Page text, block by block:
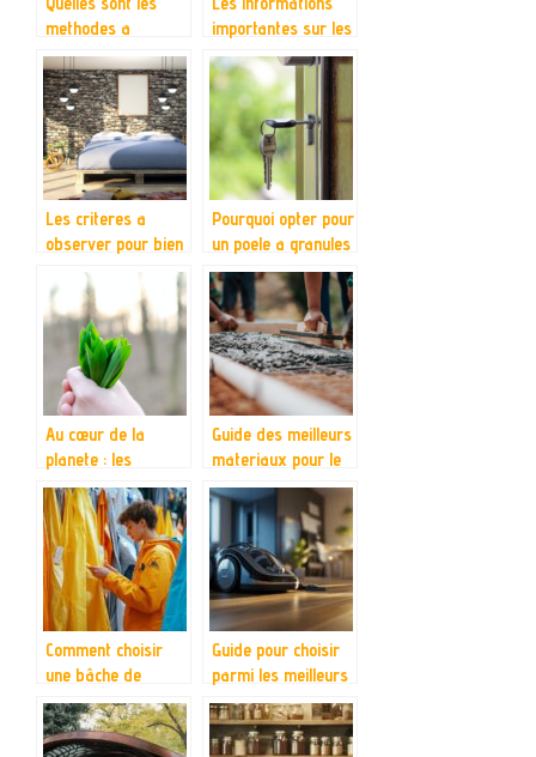
methodes a
adopter pour
assurer la
protection de
l’environnement ?
importantes sur les
chemins en bois
Les criteres a
observer pour bien
choisir votre
matelas
Pourquoi opter pour
un poele a granules
?
Au cœur de la
planete : les
actualites ecolos
qui font mouche
Guide des meilleurs
materiaux pour le
dallage
Comment choisir
une bâche de
protection adaptée
à vos besoins
Guide pour choisir
parmi les meilleurs
aspirateurs laveurs